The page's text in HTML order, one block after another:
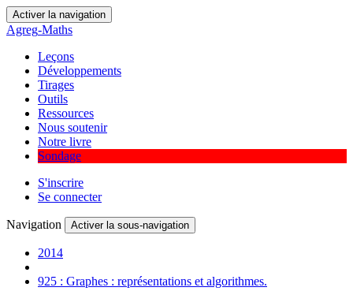
Activer la navigation
Agreg-Maths
Leçons
Développements
Tirages
Outils
Ressources
Nous soutenir
Notre livre
Sondage
S'inscrire
Se connecter
Navigation Activer la sous-navigation
2014
925 : Graphes : représentations et algorithmes.